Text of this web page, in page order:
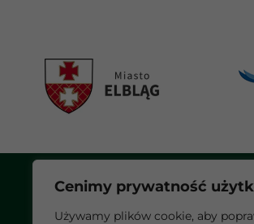
Cenimy prywatność
Używamy plików cookie, aby
O NAS